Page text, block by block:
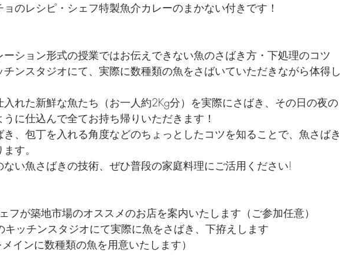
のレシピ・シェフ特製魚介カレーのまかない付きです！
ション形式の授業ではお伝えできない魚のさばき方・下処理のコツ
チンスタジオにて、実際に数種類の魚をさばいていただきながら体得し
れた新鮮な魚たち（お一人約2Kg分）を実際にさばき、その日の夜の
に仕込んで全てお持ち帰りいただきます！
、包丁を入れる角度などのちょっとしたコツを知ることで、魚さばき
す。
い魚さばきの技術、ぜひ普段の家庭料理にご活用ください!
フが築地市場のオススメのお店を案内いたします（ご参加任意）
ッチンスタジオにて実際に魚をさばき、下拵えします
インに数種類の魚を用意いたします）